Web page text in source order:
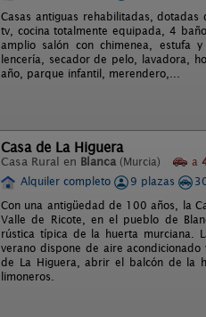
Casas antiguas rehabilitadas,
tv, cocina totalmente equipada, 4
amplio salón con chimenea, estufa
lencería, secador de pelo, lavadora,
año, parque infantil, merendero,...
Casa de La Higuera
Casa Rural en Blanca (Murcia) a
Alquiler completo
9 plazas
Con una antigüedad de 100 años, la
Valle de Ricote, en el pueblo de
rústica típica de la huerta murciana.
verano dispone de aire
de La Higuera, abrir el balcón de la
limoneros.